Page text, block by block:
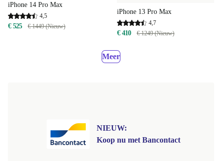
iPhone 14 Pro Max
4,5
€ 525 € 1449 (Nieuw)
iPhone 13 Pro Max
4,7
€ 410 € 1249 (Nieuw)
Meer
NIEUW:
Koop nu met Bancontact